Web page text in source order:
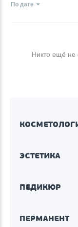
По дате
Никто ещё не
ЭСТЕТИКА
ПЕДИКЮР
ПЕРМАНЕНТ